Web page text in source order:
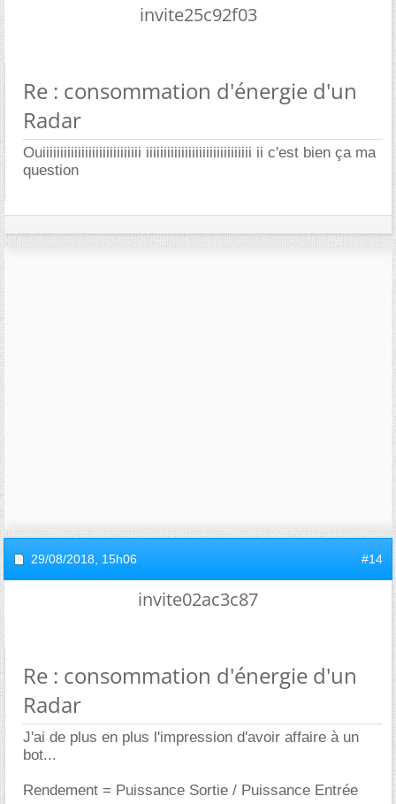
invite25c92f03
Re : consommation d'énergie d'un
Radar
Ouiiiiiiiiiiiiiiiiiiiiiiiiiiii iiiiiiiiiiiiiiiiiiiiiiiiiiiiii ii c'est bien ça ma
question
29/08/2018, 15h06 #14
invite02ac3c87
Re : consommation d'énergie d'un
Radar
J'ai de plus en plus l'impression d'avoir affaire à un
bot...
Rendement = Puissance Sortie / Puissance Entrée